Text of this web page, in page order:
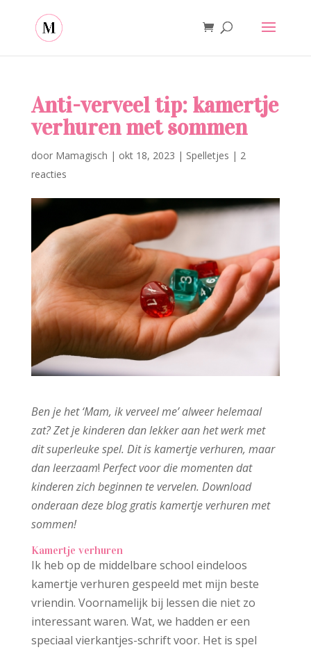
Anti-verveel tip: kamertje
verhuren met sommen
door Mamagisch | okt 18, 2023 | Spelletjes | 2
reacties
Ben je het ‘Mam, ik verveel me’ alweer helemaal
zat? Zet je kinderen dan lekker aan het werk met
dit superleuke spel. Dit is kamertje verhuren, maar
dan leerzaam! Perfect voor die momenten dat
kinderen zich beginnen te vervelen. Download
onderaan deze blog gratis kamertje verhuren met
sommen!
Kamertje verhuren
Ik heb op de middelbare school eindeloos
kamertje verhuren gespeeld met mijn beste
vriendin. Voornamelijk bij lessen die niet zo
interessant waren. Wat, we hadden er een
speciaal vierkantjes-schrift voor. Het is spel